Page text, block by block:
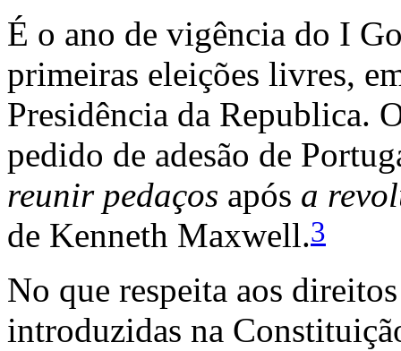
É o ano de vigência do I
primeiras eleições livres,
Presidência da Republica.
pedido de adesão de
reunir pedaços após a
de Kenneth Maxwell.3
No que respeita aos
introduzidas na